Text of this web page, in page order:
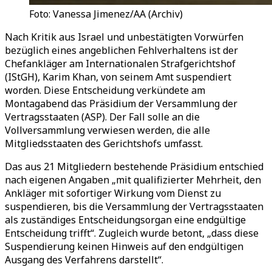
Foto: Vanessa Jimenez/AA (Archiv)
Nach Kritik aus Israel und unbestätigten Vorwürfen
bezüglich eines angeblichen Fehlverhaltens ist der
Chefankläger am Internationalen Strafgerichtshof
(IStGH), Karim Khan, von seinem Amt suspendiert
worden. Diese Entscheidung verkündete am
Montagabend das Präsidium der Versammlung der
Vertragsstaaten (ASP). Der Fall solle an die
Vollversammlung verwiesen werden, die alle
Mitgliedsstaaten des Gerichtshofs umfasst.
Das aus 21 Mitgliedern bestehende Präsidium entschied
nach eigenen Angaben „mit qualifizierter Mehrheit, den
Ankläger mit sofortiger Wirkung vom Dienst zu
suspendieren, bis die Versammlung der Vertragsstaaten
als zuständiges Entscheidungsorgan eine endgültige
Entscheidung trifft“. Zugleich wurde betont, „dass diese
Suspendierung keinen Hinweis auf den endgültigen
Ausgang des Verfahrens darstellt“.